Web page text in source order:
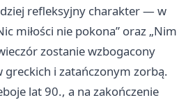
refleksyjny charakter — w
miłości nie pokona” oraz „Nim
zostanie wzbogacony
greckich i zatańczonym zorbą.
lat 90., a na zakończenie